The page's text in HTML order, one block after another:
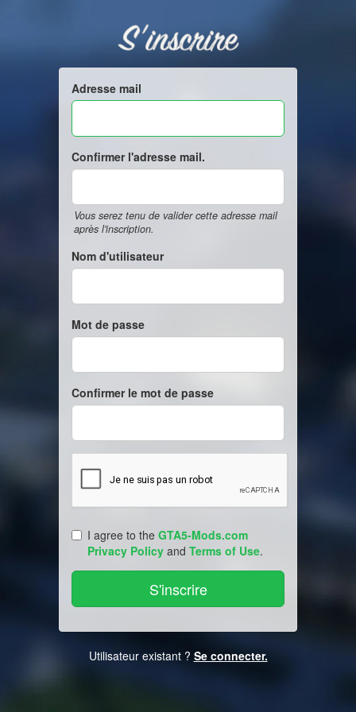
S'inscrire
Adresse mail
Confirmer l'adresse mail.
Vous serez tenu de valider cette adresse mail
après l'inscription.
Nom d'utilisateur
Mot de passe
Confirmer le mot de passe
I agree to the GTA5-Mods.com
Privacy Policy and Terms of Use.
Utilisateur existant ? Se connecter.